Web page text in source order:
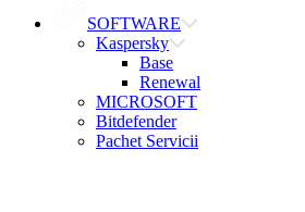
SOFTWARE
Kaspersky
Base
Renewal
MICROSOFT
Bitdefender
Pachet Servicii